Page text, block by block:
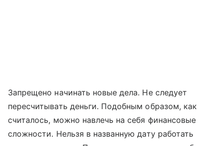
Запрещено начинать новые дела. Не следует
пересчитывать деньги. Подобным образом, как
считалось, можно навлечь на себя финансовые
сложности. Нельзя в названную дату работать